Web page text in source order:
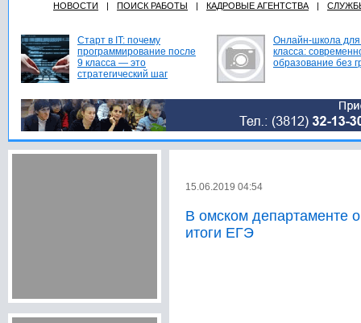
НОВОСТИ | ПОИСК РАБОТЫ | КАДРОВЫЕ АГЕНТСТВА |
Старт в IT: почему
программирование после
9 класса — это
стратегический шаг
Онлайн-школа
класса:
образование без
15.06.2019 04:54
В омском департаменте
итоги ЕГЭ